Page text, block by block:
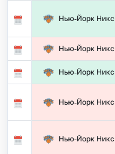
Нью-Йорк Никс
Нью-Йорк Никс
Нью-Йорк Никс
Нью-Йорк Никс
Нью-Йорк Никс